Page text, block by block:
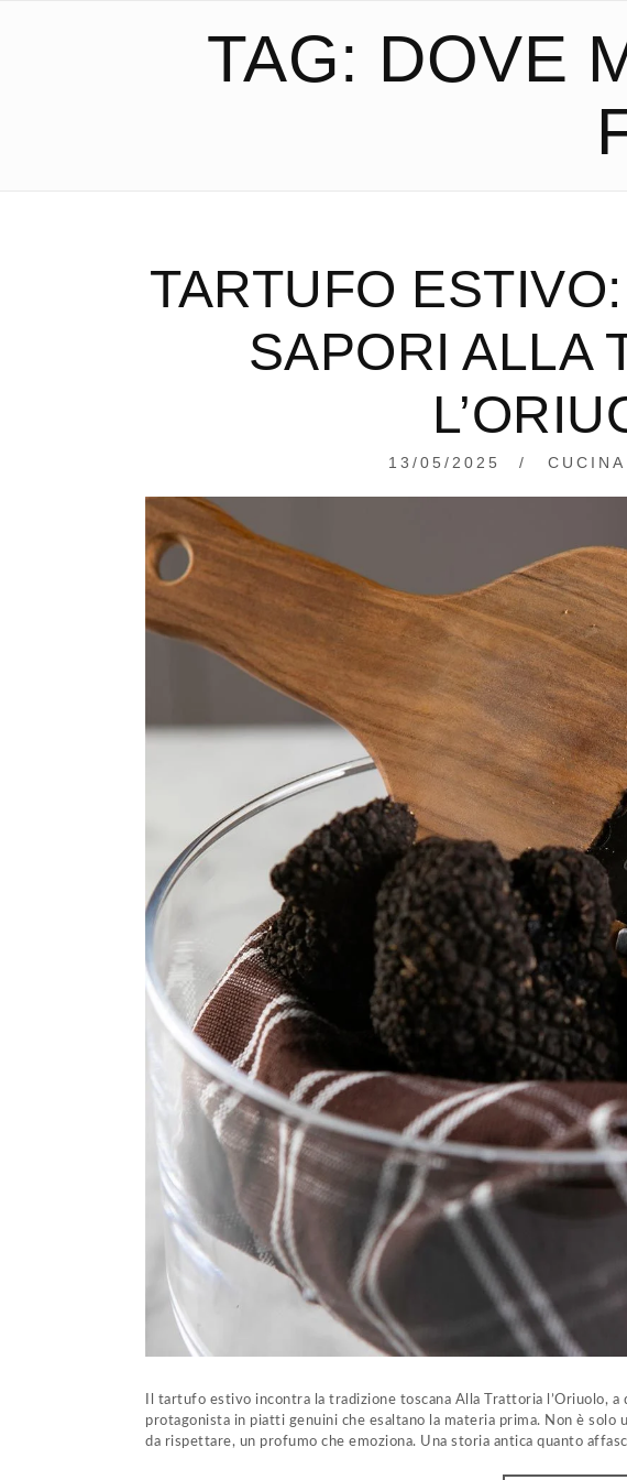
TAG: DOVE
TARTUFO
SAPORI ALLA
13/05/2025 15/05/2025
Il tartufo estivo incontra la tradizione toscana Alla Trattoria l’Oriuolo,
protagonista in piatti genuini che esaltano la materia prima. Non è solo
da rispettare, un profumo che emoziona. Una storia antica quanto